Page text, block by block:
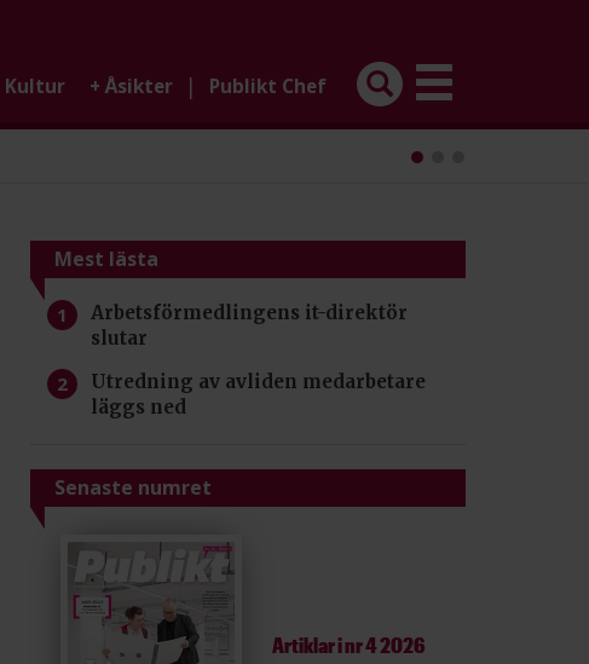
Kultur + Åsikter | Publikt Chef
Mest lästa
Arbetsförmedlingens it-direktör
slutar
Utredning av avliden medarbetare
läggs ned
Senaste numret
Artiklar inr 4 2026